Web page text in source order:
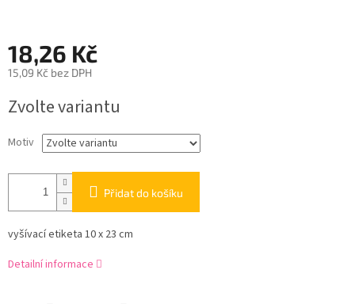
18,26 Kč
15,09 Kč bez DPH
cena:
Zvolte variantu
Motiv
Přidat do košíku
vyšívací etiketa 10 x 23 cm
Detailní informace